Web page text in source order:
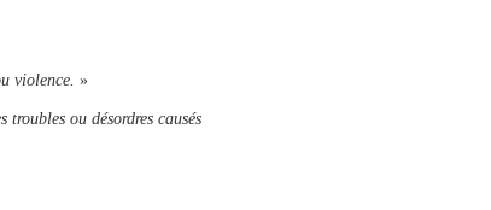
violence. »
ou désordres causés